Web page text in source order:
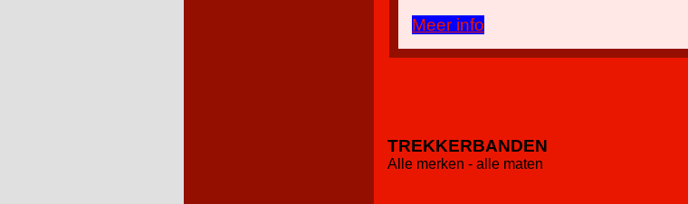
Meer info
TREKKERBANDEN
Alle merken - alle maten